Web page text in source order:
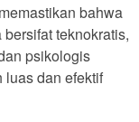
bahwa
teknokratis,
psikologis
luas dan efektif